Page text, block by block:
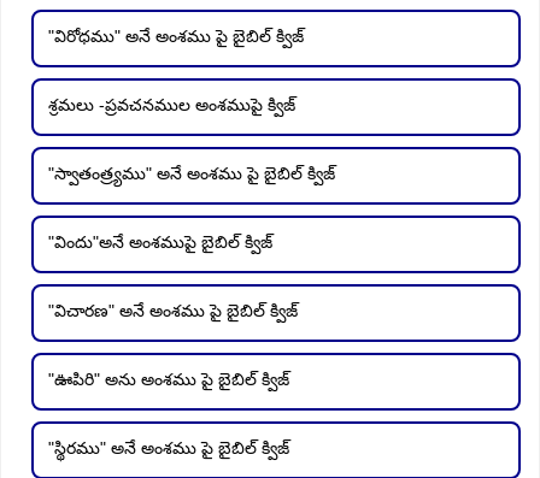
"విరోధము" అనే అంశము పై బైబిల్ క్విజ్
శ్రమలు -ప్రవచనముల అంశముపై క్విజ్
"స్వాతంత్ర్యము" అనే అంశము పై బైబిల్ క్విజ్
"విందు"అనే అంశముపై బైబిల్ క్విజ్
"విచారణ" అనే అంశము పై బైబిల్ క్విజ్
"ఊపిరి" అను అంశము పై బైబిల్ క్విజ్
"స్థిరము" అనే అంశము పై బైబిల్ క్విజ్